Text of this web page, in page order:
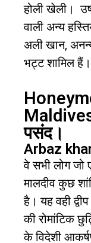
होली खेली।
वाली अन्य
अली खान,
भट्ट शामिल हैं।
Maldives
पसंद।
Arbaz
वे सभी लोग जो
मालदीव कुछ
है। यह वही द्वीप
की रोमांटिक
के विदेशी